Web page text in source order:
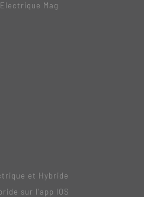
Mag
et Hybride
sur l’app IOS